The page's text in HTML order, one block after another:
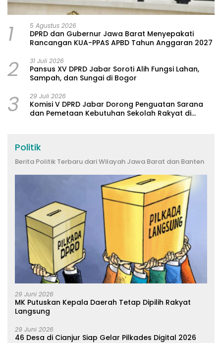
1 5 Agustus 2026
DPRD dan Gubernur Jawa Barat Menyepakati
Rancangan KUA-PPAS APBD Tahun Anggaran 2027
2 31 Juli 2026
Pansus XV DPRD Jabar Soroti Alih Fungsi Lahan,
Sampah, dan Sungai di Bogor
3 29 Juli 2026
Komisi V DPRD Jabar Dorong Penguatan Sarana
dan Pemetaan Kebutuhan Sekolah Rakyat di
Politik
Berita Politik Terbaru dari Wilayah Jawa Barat dan Banten
29 Juni 2026
MK Putuskan Kepala Daerah Tetap Dipilih Rakyat
Langsung
29 Juni 2026
46 Desa di Cianjur Siap Gelar Pilkades Digital 2026